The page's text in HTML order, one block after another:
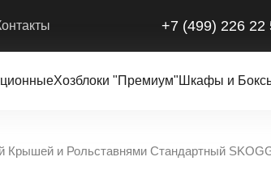
+7 (499) 226 22
Хозблоки "Премиум" Шкафы и
Крышей и Рольставнями Стандартный